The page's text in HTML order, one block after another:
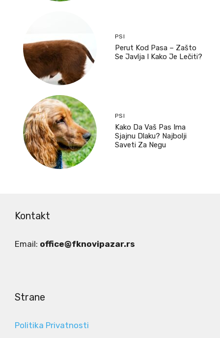
PSI
Perut Kod Pasa – Zašto
Se Javlja I Kako Je Lečiti?
PSI
Kako Da Vaš Pas Ima
Sjajnu Dlaku? Najbolji
Saveti Za Negu
Kontakt
Email: office@fknovipazar.rs
Strane
Politika Privatnosti